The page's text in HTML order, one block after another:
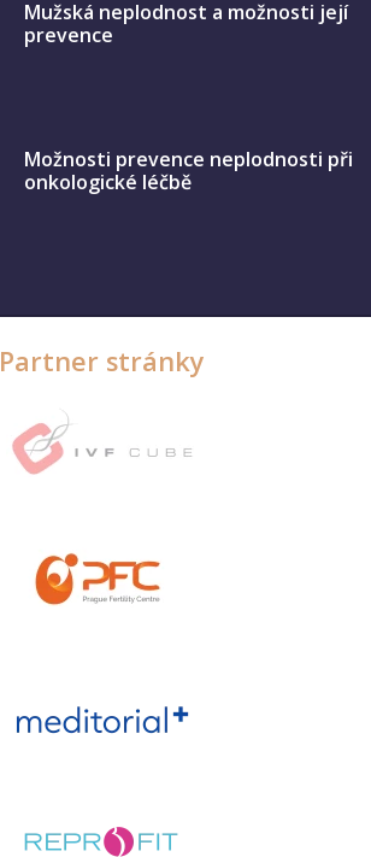
Mužská neplodnost a možnosti její
prevence
Možnosti prevence neplodnosti při
onkologické léčbě
Partner stránky